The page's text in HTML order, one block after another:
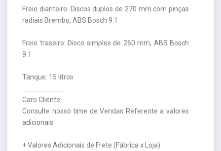
Freio dianteiro: Discos duplos de 270 mm com pinças
radiais Brembo, ABS Bosch 9.1
Freio traseiro: Disco simples de 260 mm, ABS Bosch
9.1
Tanque: 15 litros
Caro Cliente:
Consulte nosso time de Vendas Referente a valores
adicionais:
+ Valores Adicionais de Frete (Fábrica x Loja).